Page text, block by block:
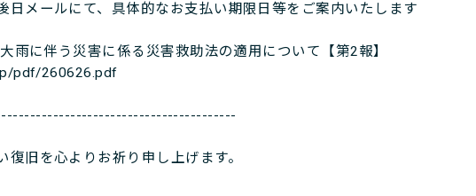
メールにて、具体的なお支払い期限日等をご案内いたします
雨に伴う災害に係る災害救助法の適用について【第2報】
pdf/260626.pdf
旧を心よりお祈り申し上げます。